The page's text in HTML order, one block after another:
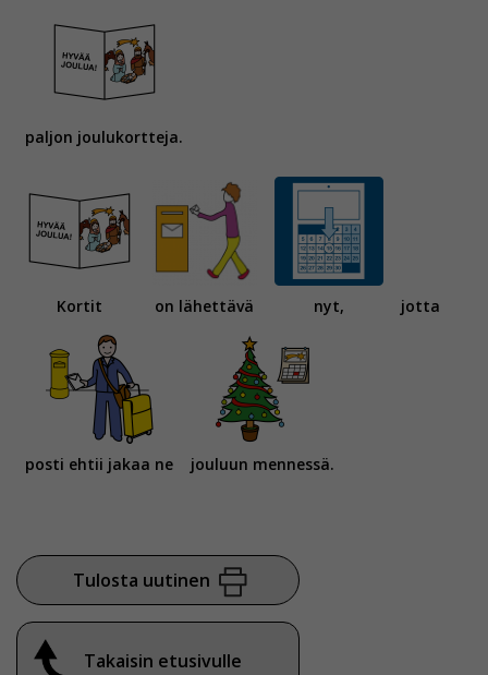
paljon joulukortteja.
Kortit on lähettävä nyt, jotta
posti ehtii jakaa ne jouluun mennessä.
Tulosta uutinen
Takaisin etusivulle